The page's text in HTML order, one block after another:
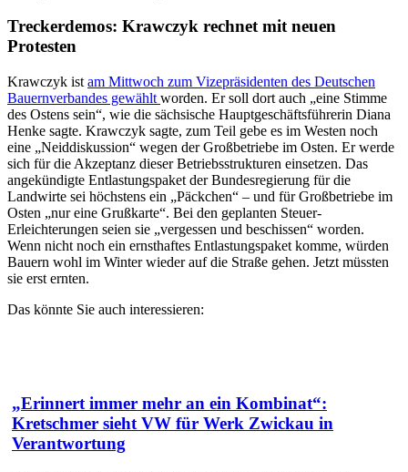
Treckerdemos: Krawczyk rechnet mit neuen
Protesten
Krawczyk ist am Mittwoch zum Vizepräsidenten des Deutschen
Bauernverbandes gewählt worden. Er soll dort auch „eine Stimme
des Ostens sein“, wie die sächsische Hauptgeschäftsführerin Diana
Henke sagte. Krawczyk sagte, zum Teil gebe es im Westen noch
eine „Neiddiskussion“ wegen der Großbetriebe im Osten. Er werde
sich für die Akzeptanz dieser Betriebsstrukturen einsetzen. Das
angekündigte Entlastungspaket der Bundesregierung für die
Landwirte sei höchstens ein „Päckchen“ – und für Großbetriebe im
Osten „nur eine Grußkarte“. Bei den geplanten Steuer-
Erleichterungen seien sie „vergessen und beschissen“ worden.
Wenn nicht noch ein ernsthaftes Entlastungspaket komme, würden
Bauern wohl im Winter wieder auf die Straße gehen. Jetzt müssten
sie erst ernten.
Das könnte Sie auch interessieren:
„Erinnert immer mehr an ein Kombinat“:
Kretschmer sieht VW für Werk Zwickau in
Verantwortung